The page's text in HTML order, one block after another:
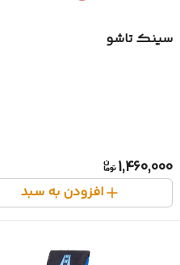
سینک تاشو
1,460,000
افزودن به سبد